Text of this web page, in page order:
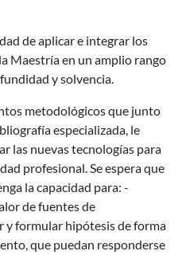
de aplicar e integrar los
Maestría en un amplio rango
y solvencia.
metodológicos que junto
especializada, le
las nuevas tecnologías para
profesional. Se espera que
la capacidad para: -
de fuentes de
y formular hipótesis de forma
que puedan responderse